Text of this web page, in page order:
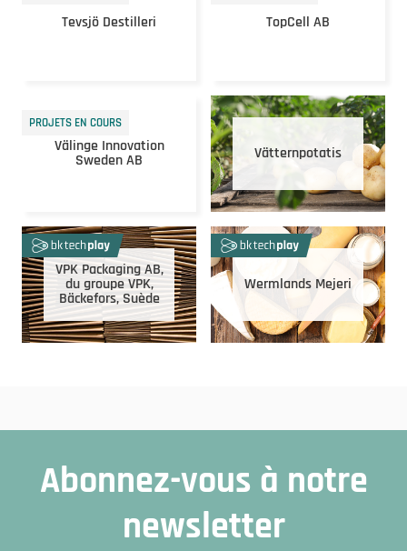
Tevsjö Destilleri TopCell AB
PROJETS EN COURS
Välinge Innovation
Sweden AB Vätternpotatis
VPK Packaging AB,
du groupe VPK,
Bäckefors, Suède
Wermlands Mejeri
Abonnez-vous à notre
newsletter